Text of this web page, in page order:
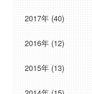
2017年 (40)
2016年 (12)
2015年 (13)